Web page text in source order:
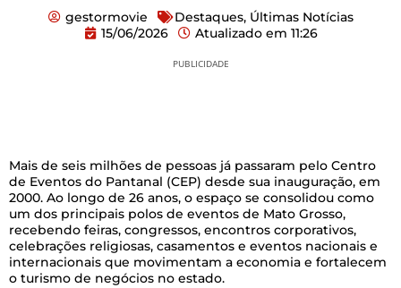
gestormovie Destaques, Últimas Notícias
15/06/2026
Atualizado em 11:26
PUBLICIDADE
Mais de seis milhões de pessoas já passaram pelo Centro
de Eventos do Pantanal (CEP) desde sua inauguração, em
2000. Ao longo de 26 anos, o espaço se consolidou como
um dos principais polos de eventos de Mato Grosso,
recebendo feiras, congressos, encontros corporativos,
celebrações religiosas, casamentos e eventos nacionais e
internacionais que movimentam a economia e fortalecem
o turismo de negócios no estado.